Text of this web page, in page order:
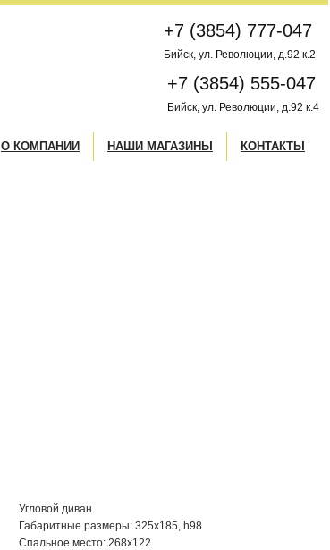
+7 (3854) 777-047
Бийск, ул. Революции, д.92 к.2
+7 (3854) 555-047
Бийск, ул. Революции, д.92 к.4
О КОМПАНИИ НАШИ МАГАЗИНЫ КОНТАКТЫ
Угловой диван
Габаритные размеры: 325х185, h98
Спальное место: 268х122